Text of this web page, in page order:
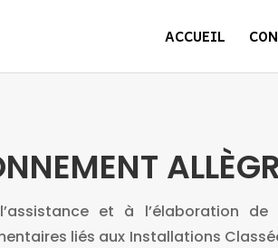
ACCUEIL
et à l’élaboration
liés aux Installations